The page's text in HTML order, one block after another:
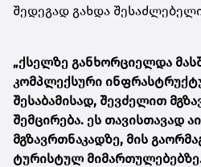
შედეგად გახდა
„ქსელზე განხორციელდა
კომპლექსური
შესაბამისად, შევძელით
შემცირება. ეს თავისთავად
მგზავრთნაკადზე, მის
ტურისტულ მიმართულებებზე.